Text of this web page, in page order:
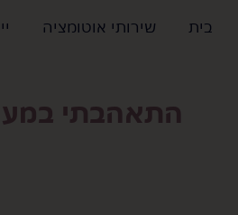
בית שירותי אוטומציה
התאהבתי